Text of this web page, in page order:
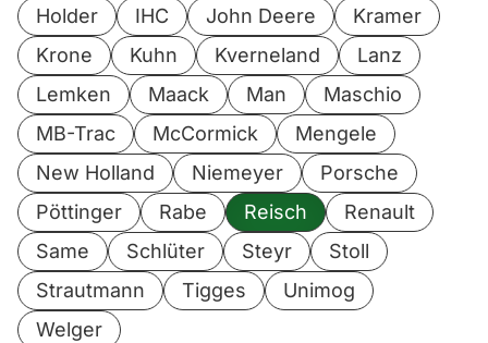
Holder
IHC John Deere
Kramer
Krone
Kuhn Kverneland
Lanz
Lemken
Maack Man
Maschio
MB-Trac
McCormick
Mengele
New Holland
Niemeyer
Porsche
Pöttinger
Rabe Reisch
Renault
Same
Schlüter Steyr
Stoll
Strautmann
Tigges
Unimog
Welger